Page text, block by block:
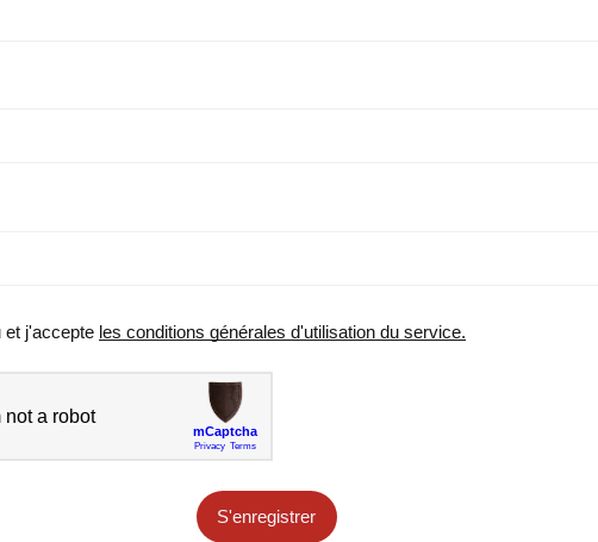
et j'accepte les conditions générales d'utilisation du service.
S'enregistrer